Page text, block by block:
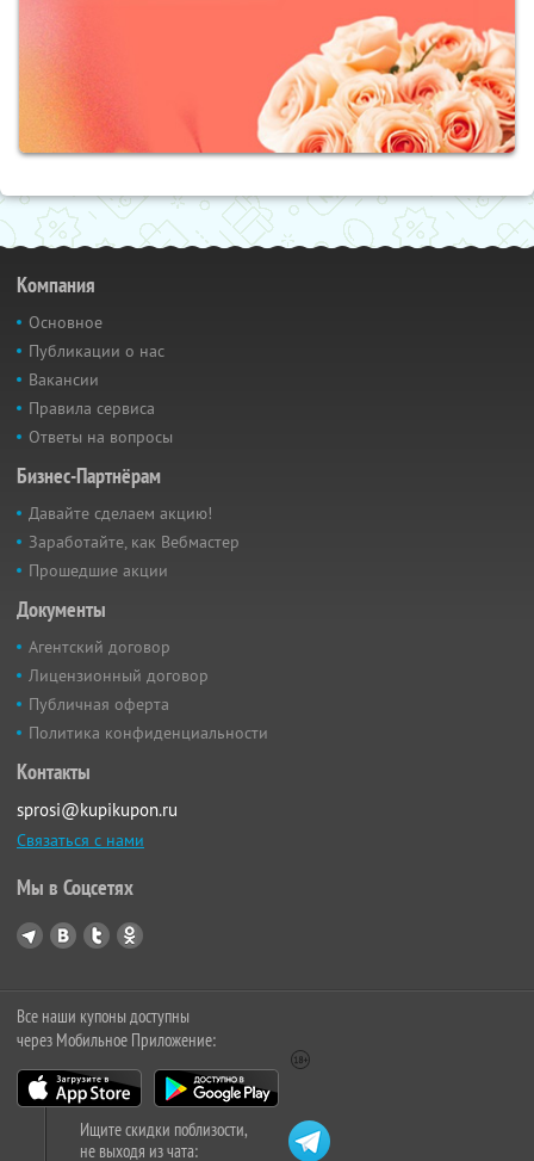
Компания
Основное
Публикации о нас
Вакансии
Правила сервиса
Ответы на вопросы
Бизнес-Партнёрам
Давайте сделаем акцию!
Заработайте, как Вебмастер
Прошедшие акции
Документы
Агентский договор
Лицензионный договор
Публичная оферта
Политика конфиденциальности
Контакты
sprosi@kupikupon.ru
Связаться с нами
Мы в Соцсетях
Все наши купоны доступны
через Мобильное Приложение:
Ищите скидки поблизости,
не выходя из чата: